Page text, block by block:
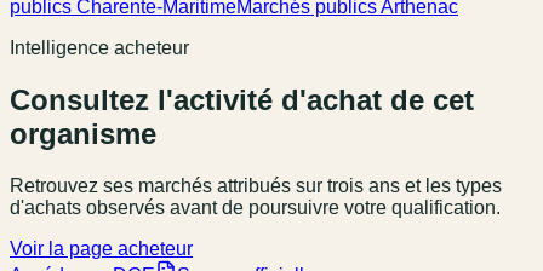
publics Charente-MaritimeMarchés publics Arthenac
Intelligence acheteur
Consultez l'activité d'achat de cet
organisme
Retrouvez ses marchés attribués sur trois ans et les types
d'achats observés avant de poursuivre votre qualification.
Voir la page acheteur